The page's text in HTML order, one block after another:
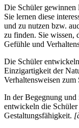
Die Schüler
Sie lernen diese
und zu nutzen bzw.
zu finden. Sie wissen,
Gefühle und
Die Schüler
Einzigartigkeit der
Verhaltensweisen
In der Begegnung
entwickeln die
Gestaltungsfähigkeit.